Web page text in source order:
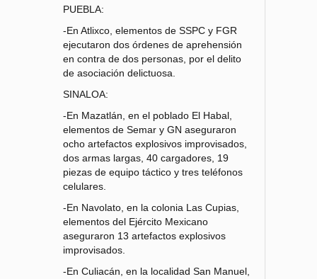
PUEBLA:
-En Atlixco, elementos de SSPC y FGR
ejecutaron dos órdenes de aprehensión
en contra de dos personas, por el delito
de asociación delictuosa.
SINALOA:
-En Mazatlán, en el poblado El Habal,
elementos de Semar y GN aseguraron
ocho artefactos explosivos improvisados,
dos armas largas, 40 cargadores, 19
piezas de equipo táctico y tres teléfonos
celulares.
-En Navolato, en la colonia Las Cupias,
elementos del Ejército Mexicano
aseguraron 13 artefactos explosivos
improvisados.
-En Culiacán, en la localidad San Manuel,